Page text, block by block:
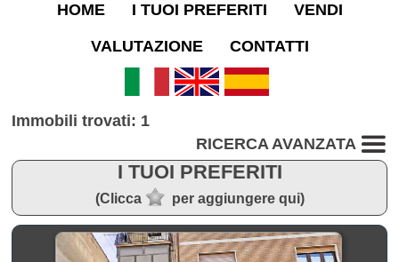
HOME I TUOI PREFERITI VENDI
VALUTAZIONE CONTATTI
Immobili trovati: 1
RICERCA AVANZATA
I TUOI PREFERITI
(Clicca per aggiungere qui)